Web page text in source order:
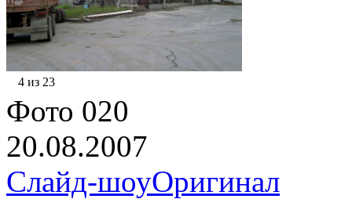
4 из 23
Фото 020
20.08.2007
Слайд-шоуОригинал